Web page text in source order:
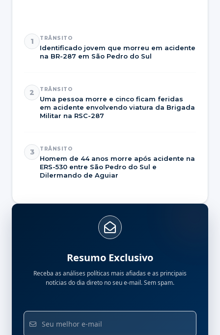
1 TRÂNSITO
Identificado jovem que morreu em acidente
na BR-287 em São Pedro do Sul
2 TRÂNSITO
Uma pessoa morre e cinco ficam feridas
em acidente envolvendo viatura da Brigada
Militar na RSC-287
3 TRÂNSITO
Homem de 44 anos morre após acidente na
ERS-530 entre São Pedro do Sul e
Dilermando de Aguiar
Resumo Exclusivo
Receba as análises políticas mais afiadas e as principais
notícias do dia direto no seu e-mail. Sem spam.